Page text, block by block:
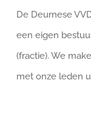
De Deurnese
een eigen
(fractie). We
met onze leden